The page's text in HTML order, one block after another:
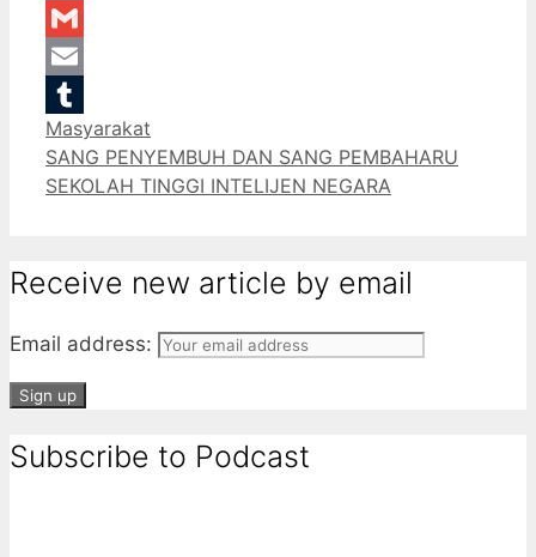
LinkedIn
Gmail
Email
Tumblr
Categories
Masyarakat
SANG PENYEMBUH DAN SANG PEMBAHARU
SEKOLAH TINGGI INTELIJEN NEGARA
Receive new article by email
Email address:
Subscribe to Podcast